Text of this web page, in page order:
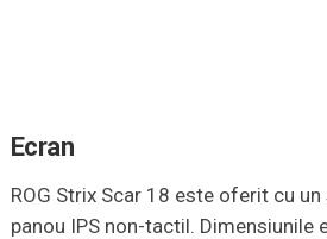
Ecran
ROG Strix Scar 18 este oferit cu
panou IPS non-tactil. Dimensiunile